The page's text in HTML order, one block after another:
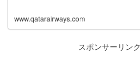
www.qatarairways.com
スポンサーリンク